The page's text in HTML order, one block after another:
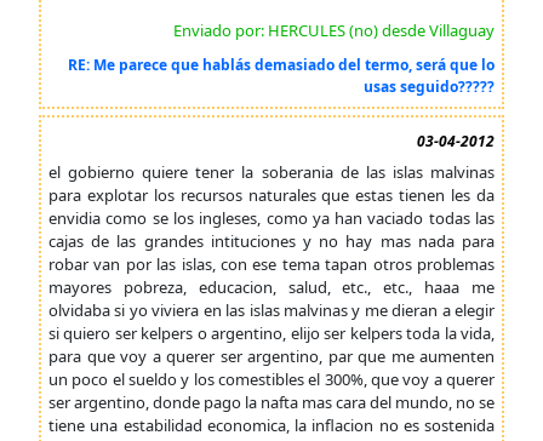
Enviado por: HERCULES (no) desde Villaguay
RE: Me parece que hablás demasiado del termo, será que lo
usas seguido?????
03-04-2012
el gobierno quiere tener la soberania de las islas malvinas
para explotar los recursos naturales que estas tienen les da
envidia como se los ingleses, como ya han vaciado todas las
cajas de las grandes intituciones y no hay mas nada para
robar van por las islas, con ese tema tapan otros problemas
mayores pobreza, educacion, salud, etc., etc., haaa me
olvidaba si yo viviera en las islas malvinas y me dieran a elegir
si quiero ser kelpers o argentino, elijo ser kelpers toda la vida,
para que voy a querer ser argentino, par que me aumenten
un poco el sueldo y los comestibles el 300%, que voy a querer
ser argentino, donde pago la nafta mas cara del mundo, no se
tiene una estabilidad economica, la inflacion no es sostenida